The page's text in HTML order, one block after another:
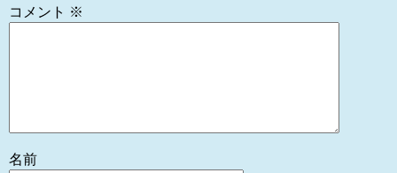
コメント ※
名前